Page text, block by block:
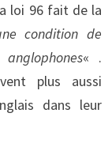
loi 96 fait de la
condition de
« .
plus aussi
dans leur